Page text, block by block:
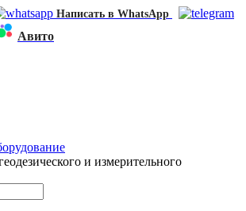
Написать в WhatsApp
Авито
и измерительного